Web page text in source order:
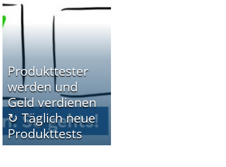
Produkttester
werden und
Geld verdienen
↻ Täglich neue
Produkttests